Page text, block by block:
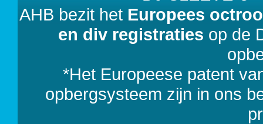
AHB bezit het Europees
en div registraties op de
*Het Europeese patent
opbergsysteem zijn in ons